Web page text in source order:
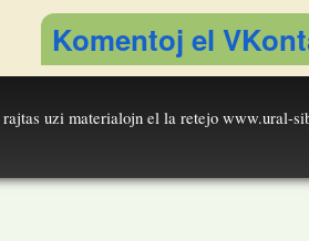
I'm a spammer
Komentoj el
uzi materialojn el la retejo www.ural-